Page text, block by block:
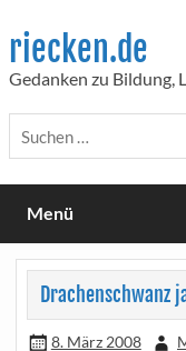
content
riecken.de
Gedanken zu Bildung,
Menü
Drachenschwanz
8. März 2008